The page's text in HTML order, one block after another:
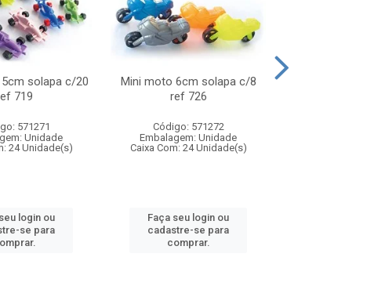
solapa c/20
719
571271
Unidade
24 Unidade(s)
login ou
se para
Mini moto 6cm solapa c/8
ref 726
Código: 571272
Embalagem: Unidade
Caixa Com: 24 Unidade(s)
Faça seu login ou
cadastre-se para
comprar.